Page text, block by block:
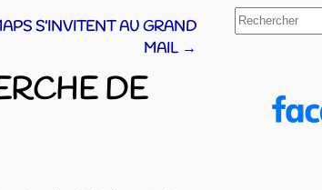
S’INVITENT AU GRAND
MAIL →
DE